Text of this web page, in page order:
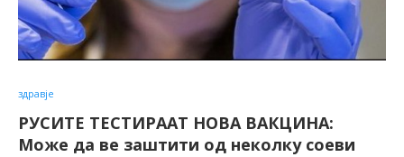
здравје
РУСИТЕ ТЕСТИРААТ НОВА ВАКЦИНА:
Може да ве заштити од неколку соеви